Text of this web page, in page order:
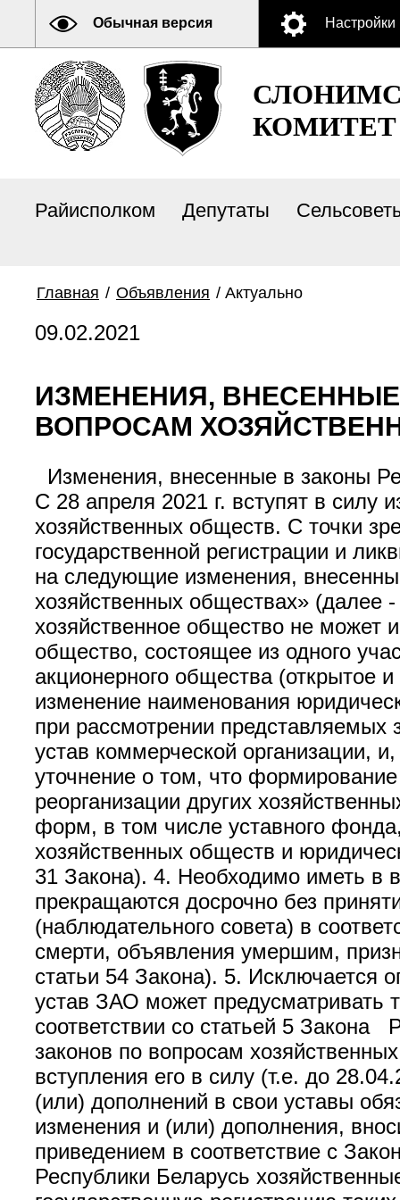
Обычная версия Настройки
КОМИТЕТ
Райисполком Депутаты
Главная / Объявления / Актуально
09.02.2021
ИЗМЕНЕНИЯ,
ВОПРОСАМ
Изменения, внесенные в законы
С 28 апреля 2021 г. вступят в силу
хозяйственных обществ. С точки
государственной регистрации и
на следующие изменения,
хозяйственных обществах» (далее
хозяйственное общество не может
общество, состоящее из одного
акционерного общества (открытое
изменение наименования
при рассмотрении представляемых
устав коммерческой организации,
уточнение о том, что
реорганизации других
форм, в том числе уставного
хозяйственных обществ и
31 Закона). 4. Необходимо иметь в
прекращаются досрочно без
(наблюдательного совета) в
смерти, объявления умершим,
статьи 54 Закона). 5. Исключается
устав ЗАО может предусматривать
соответствии со статьей 5
законов по вопросам
вступления его в силу (т.е. до
(или) дополнений в свои уставы
изменения и (или) дополнения,
приведением в соответствие с
Республики Беларусь